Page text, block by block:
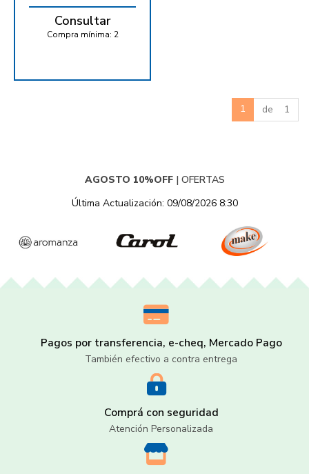
Consultar
Compra mínima: 2
1 de 1
AGOSTO 10%OFF| OFERTAS
Última Actualización: 09/08/2026 8:30
Pagos por transferencia, e-cheq, Mercado Pago
También efectivo a contra entrega
Comprá con seguridad
Atención Personalizada